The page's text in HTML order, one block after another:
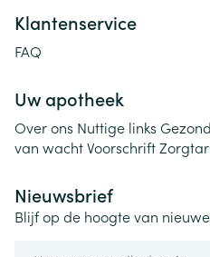
Klantenservice
FAQ
Uw apotheek
Over ons Nuttige links
van wachtVoorschrift
Nieuwsbrief
Blijf op de hoogte van